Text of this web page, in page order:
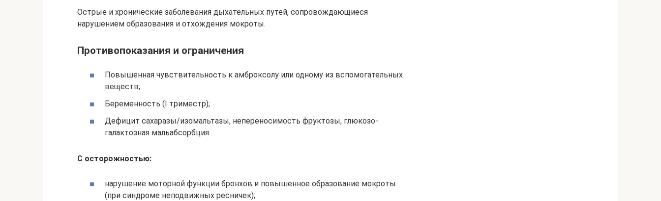
Острые и хронические заболевания дыхательных путей, сопровождающиеся
нарушением образования и отхождения мокроты.
Противопоказания и ограничения
Повышенная чувствительность к амброксолу или одному из вспомогательных
веществ;
Беременность (I триместр);
Дефицит сахаразы/изомальтазы, непереносимость фруктозы, глюкозо-
галактозная мальабсорбция.
С осторожностью:
нарушение моторной функции бронхов и повышенное образование мокроты
(при синдроме неподвижных ресничек);